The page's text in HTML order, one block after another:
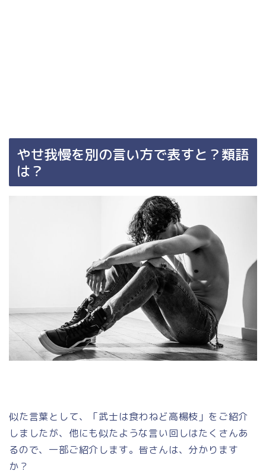
やせ我慢を別の言い方で表すと？類語
は？
似た言葉として、「武士は食わねど高楊枝」をご紹介
しましたが、他にも似たような言い回しはたくさんあ
るので、一部ご紹介します。皆さんは、分かります
か？